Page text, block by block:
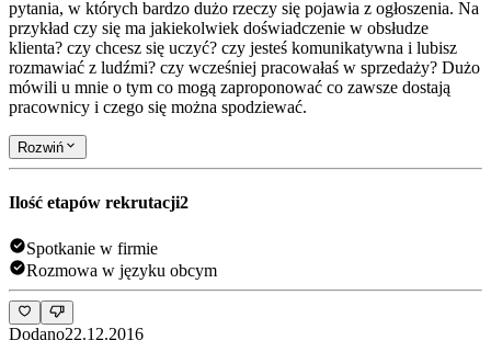
pytania, w których bardzo dużo rzeczy się pojawia z ogłoszenia. Na
przykład czy się ma jakiekolwiek doświadczenie w obsłudze
klienta? czy chcesz się uczyć? czy jesteś komunikatywna i lubisz
rozmawiać z ludźmi? czy wcześniej pracowałaś w sprzedaży? Dużo
mówili u mnie o tym co mogą zaproponować co zawsze dostają
pracownicy i czego się można spodziewać.
Rozwiń
Ilość etapów rekrutacji2
Spotkanie w firmie
Rozmowa w języku obcym
Dodano22.12.2016